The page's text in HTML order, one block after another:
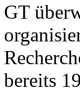
GT
bereits